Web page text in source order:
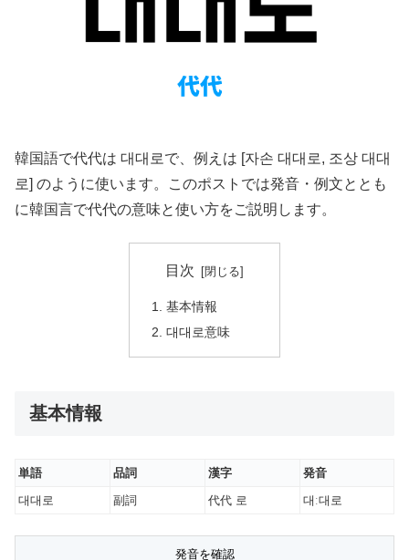
韓国語で代代は 대대로で、例えは [자손 대대로, 조상 대대
로] のように使います。このポストでは発音・例文ととも
に韓国言で代代の意味と使い方をご説明します。
目次
基本情報
대대로意味
基本情報
単語 品詞 漢字
発音
대대로
副詞 代代 로 대ː대로